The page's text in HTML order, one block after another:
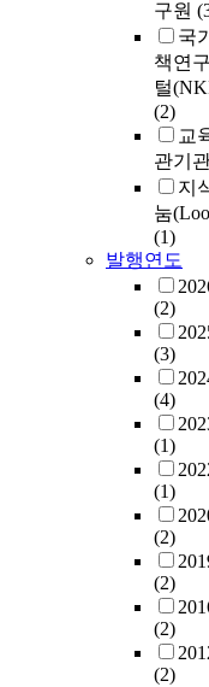
구원
국
책연
털
(2)
교
관기
지
눔
(1)
발행연도
(2)
(3)
(4)
(1)
(1)
(2)
(2)
(2)
(2)